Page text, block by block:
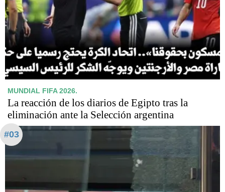
MUNDIAL FIFA 2026.
La reacción de los diarios de Egipto tras la
eliminación ante la Selección argentina
#03